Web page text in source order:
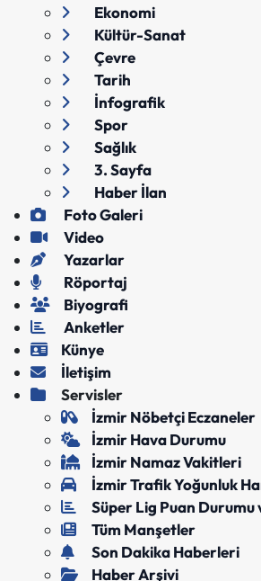
Ekonomi
Kültür-Sanat
Çevre
Tarih
İnfografik
Spor
Sağlık
3. Sayfa
Haber İlan
Foto Galeri
Video
Yazarlar
Röportaj
Biyografi
Anketler
Künye
İletişim
Servisler
İzmir Nöbetçi Eczaneler
İzmir Hava Durumu
İzmir Namaz Vakitleri
İzmir Trafik Yoğunluk
Süper Lig Puan Durumu
Tüm Manşetler
Son Dakika Haberleri
Haber Arşivi